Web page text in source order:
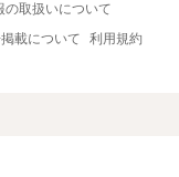
の取扱いについて
載について
利用規約